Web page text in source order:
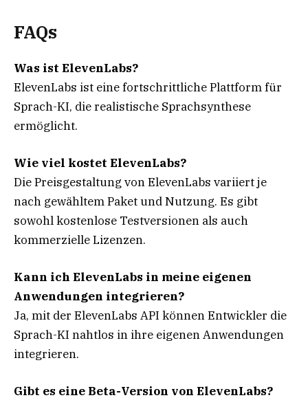
FAQs
Was ist ElevenLabs?
ElevenLabs ist eine fortschrittliche Plattform für
Sprach-KI, die realistische Sprachsynthese
ermöglicht.
Wie viel kostet ElevenLabs?
Die Preisgestaltung von ElevenLabs variiert je
nach gewähltem Paket und Nutzung. Es gibt
sowohl kostenlose Testversionen als auch
kommerzielle Lizenzen.
Kann ich ElevenLabs in meine eigenen
Anwendungen integrieren?
Ja, mit der ElevenLabs API können Entwickler die
Sprach-KI nahtlos in ihre eigenen Anwendungen
integrieren.
Gibt es eine Beta-Version von ElevenLabs?